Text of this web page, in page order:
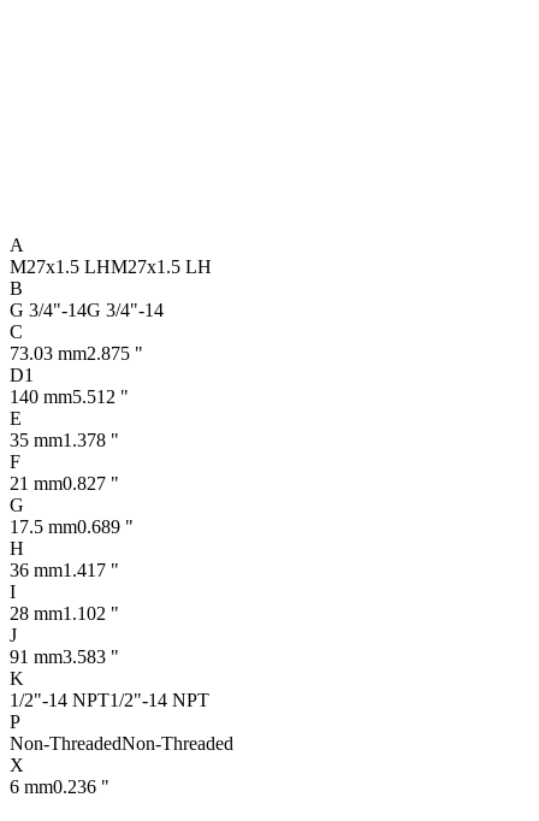
A
M27x1.5 LHM27x1.5 LH
B
G 3/4"-14G 3/4"-14
C
73.03 mm2.875 "
D1
140 mm5.512 "
E
35 mm1.378 "
F
21 mm0.827 "
G
17.5 mm0.689 "
H
36 mm1.417 "
I
28 mm1.102 "
J
91 mm3.583 "
K
1/2"-14 NPT1/2"-14 NPT
P
Non-ThreadedNon-Threaded
X
6 mm0.236 "